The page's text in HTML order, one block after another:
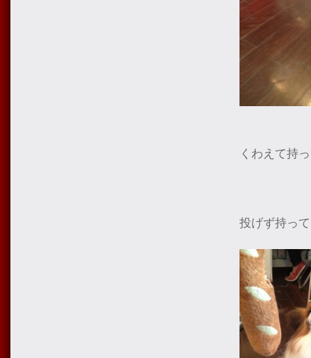
くわえて持
投げず持っ